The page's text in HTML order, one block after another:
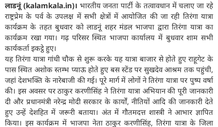
लाडनूं (kalamkala.in)। भारतीय जनता पार्टी के तत्वावधान में चलाए जा रहे
राष्ट्रप्रेम के पर्व के उपलक्ष में सभी क्षेत्रों में आयोजित की जा रही तिरंगा यात्रा
कार्यक्रम के तहत बुधवार को लाडनूं शहर मंडल भाजपा द्वारा तिरंगा यात्रा का
कार्यक्रम रखा गया। गढ़ परिसर स्थित भाजपा कार्यालय में बुधवार शाम सभी
कार्यकर्ता इकट्ठे हुए।
यह तिरंगा यात्रा गांधी चौक से शुरू करके यह यात्रा बाजार से होते हुए राहूगेट के
पास स्थित अशोक स्तम्भ प्याऊ होते हुए बस स्टेंड पर सुखदेव आश्रम तक पहुंची,
जहां देशभक्ति के नारेबाजी की गई। पूरे मार्ग में लोगों ने तिरंगा यात्रा पर पुष्प वर्षा
की। इस अवसर पर ठाकुर करणीसिंह ने तिरंगा यात्रा अभियान की पूरी जानकारी
दी और प्रधानमंत्री नरेन्द्र मोदी सरकार के कार्यों, नीतियों आदि की जानकारी देते
हुए उन्हें देशहित में जरूरी बताया। अंत में गौतमदत्त शास्त्री ने आभार ज्ञापित
किया। इस कार्यक्रम में भाजपा नेता ठाकुर करणीसिंह, तिरंगा यात्रा के जिला